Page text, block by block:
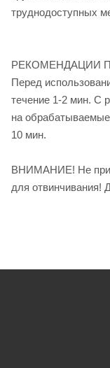
труднодоступных
РЕКОМЕНДАЦИИ
Перед
течение 1-2 мин. С
на
10 мин.
ВНИМАНИЕ! Не
для отвинчивания!